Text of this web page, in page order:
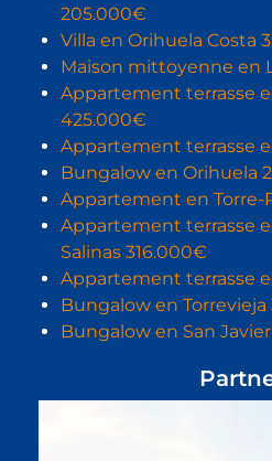
205.000€
Villa en Orihuela Costa
Maison mittoyenne en
Appartement terrasse
425.000€
Appartement terrasse
Bungalow en Orihuela
Appartement en Torre-
Appartement terrasse
Salinas 316.000€
Appartement terrasse
Bungalow en
Bungalow en San